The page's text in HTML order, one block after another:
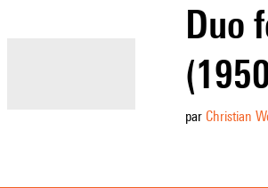
Duo
par Christian